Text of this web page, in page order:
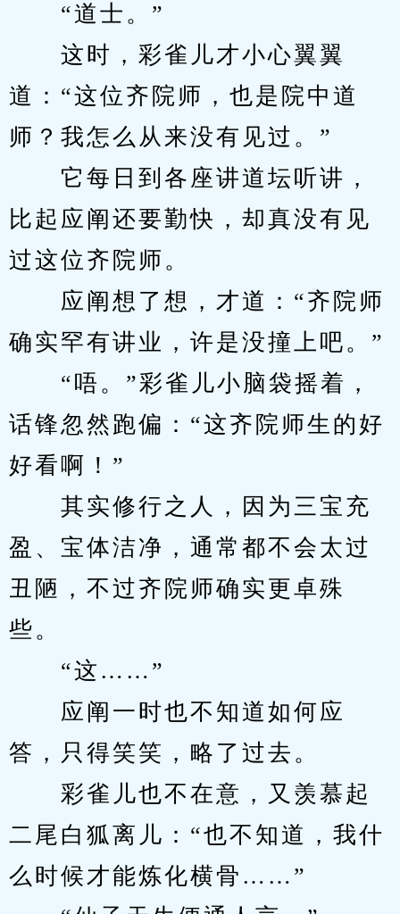
“道士。”
这时，彩雀儿才小心翼翼
道：“这位齐院师，也是院中道
师？我怎么从来没有见过。”
它每日到各座讲道坛听讲，
比起应阐还要勤快，却真没有见
过这位齐院师。
应阐想了想，才道：“齐院师
确实罕有讲业，许是没撞上吧。”
“唔。”彩雀儿小脑袋摇着，
话锋忽然跑偏：“这齐院师生的好
好看啊！”
其实修行之人，因为三宝充
盈、宝体洁净，通常都不会太过
丑陋，不过齐院师确实更卓殊
些。
“这……”
应阐一时也不知道如何应
答，只得笑笑，略了过去。
彩雀儿也不在意，又羡慕起
二尾白狐离儿：“也不知道，我什
么时候才能炼化横骨……”